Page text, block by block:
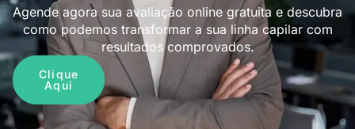
Agende agora sua avaliação online gratuita e descubra
como podemos transformar a sua linha capilar com
resultados comprovados.
Clique
Aqui